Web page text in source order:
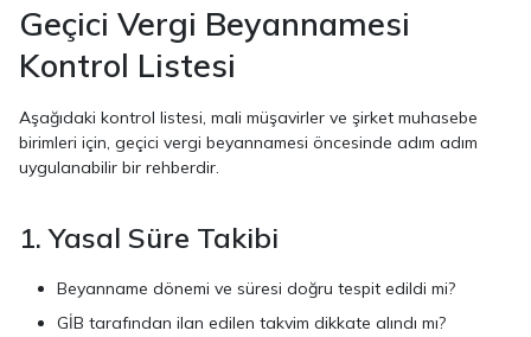
Geçici Vergi Beyannamesi
Kontrol Listesi
Aşağıdaki kontrol listesi, mali müşavirler ve şirket muhasebe
birimleri için, geçici vergi beyannamesi öncesinde adım adım
uygulanabilir bir rehberdir.
1. Yasal Süre Takibi
Beyanname dönemi ve süresi doğru tespit edildi mi?
GİB tarafından ilan edilen takvim dikkate alındı mı?